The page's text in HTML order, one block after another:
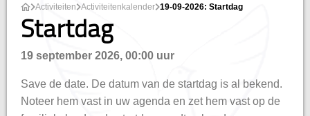
Activiteiten Activiteitenkalender 19-09-2026: Startdag
Startdag
19 september 2026, 00:00 uur
Save de date. De datum van de startdag is al bekend.
Noteer hem vast in uw agenda en zet hem vast op de